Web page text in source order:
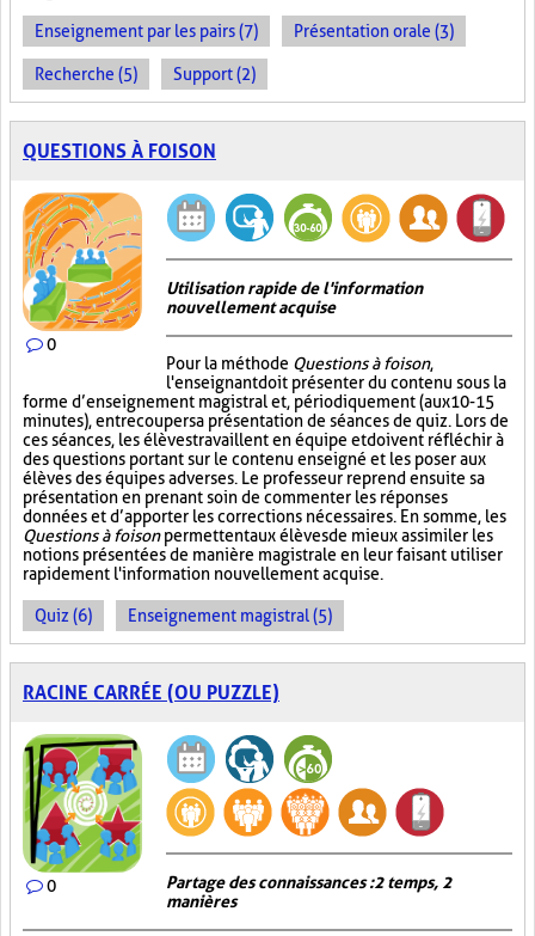
Enseignement par les pairs (7) Présentation orale (3)
Recherche (5) Support (2)
QUESTIONS À FOISON
0
Utilisation rapide de l'information
nouvellement acquise
Pour la méthode Questions à foison,
l'enseignant doit présenter du contenu sous la
forme d’enseignement magistral et, périodiquement (aux 10-15
minutes), entrecouper sa présentation de séances de quiz. Lors de
ces séances, les élèves travaillent en équipe et doivent réfléchir à
des questions portant sur le contenu enseigné et les poser aux
élèves des équipes adverses. Le professeur reprend ensuite sa
présentation en prenant soin de commenter les réponses
données et d’apporter les corrections nécessaires. En somme, les
Questions à foisonpermettent aux élèves de mieux assimiler les
notions présentées de manière magistrale en leur faisant utiliser
rapidement l'information nouvellement acquise.
Quiz (6) Enseignement magistral (5)
RACINE CARRÉE (OU PUZZLE)
0
Partage des connaissances : 2 temps, 2
manières